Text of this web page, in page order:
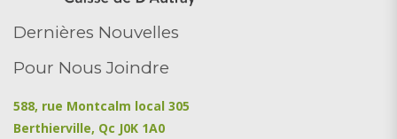
Dernières Nouvelles
Pour Nous Joindre
588, rue Montcalm local 305
Berthierville, Qc J0K 1A0